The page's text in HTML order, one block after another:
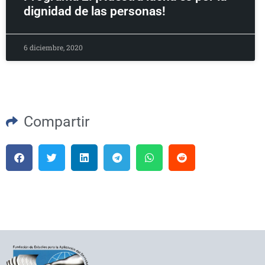
dignidad de las personas!
6 diciembre, 2020
Compartir